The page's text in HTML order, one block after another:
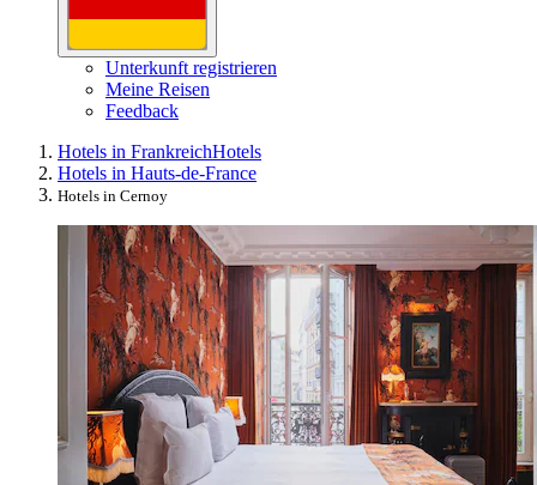
Unterkunft registrieren
Meine Reisen
Feedback
Hotels in FrankreichHotels
Hotels in Hauts-de-France
Hotels in Cernoy